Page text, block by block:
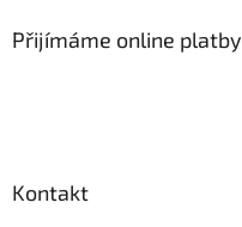
Přijímáme online platby
Kontakt